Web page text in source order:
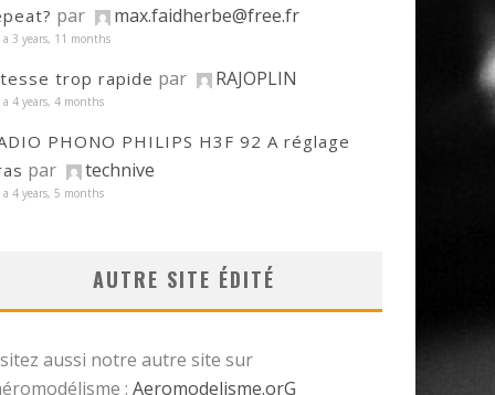
par max.faidherbe@free.fr
a 3 years, 11 months
trop rapide par RAJOPLIN
a 4 years, 4 months
PHONO PHILIPS H3F 92 A réglage
par technive
a 4 years, 5 months
AUTRE SITE ÉDITÉ
aussi notre autre site sur
: Aeromodelisme.orG